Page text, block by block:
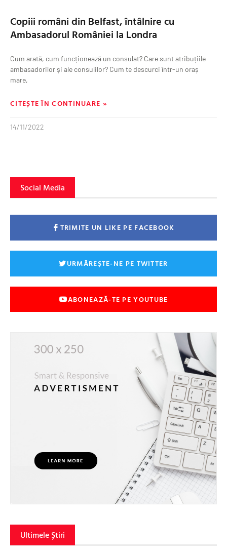
Copiii români din Belfast, întâlnire cu
Ambasadorul României la Londra
Cum arată, cum funcționează un consulat? Care sunt atribuțiile
ambasadorilor și ale consulilor? Cum te descurci într-un oraș
mare,
CITEȘTE ÎN CONTINUARE »
14/11/2022
Social Media
TRIMITE UN LIKE PE FACEBOOK
URMĂREȘTE-NE PE TWITTER
ABONEAZĂ-TE PE YOUTUBE
Ultimele Știri